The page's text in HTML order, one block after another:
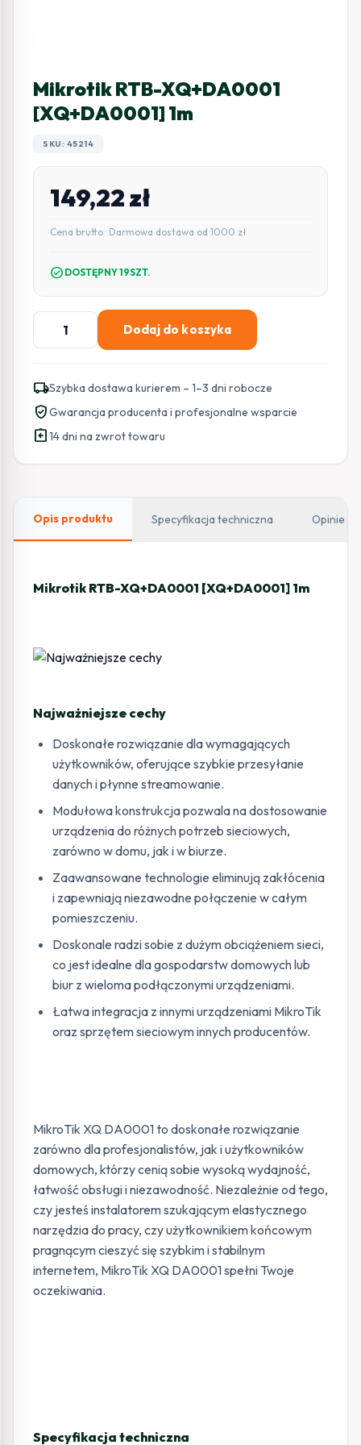
Mikrotik RTB-XQ+DA0001
[XQ+DA0001] 1m
SKU: 45214
149,22zł
Cena brutto · Darmowa dostawa od 1000 zł
check_circle DOSTĘPNY 19SZT.
ilość
Mikrotik
XQ+DA0001
[XQ+DA0001]
1m
Dodaj do koszyka
local_shippingSzybka dostawa kurierem – 1–3 dni robocze
verified_userGwarancja producenta i profesjonalne wsparcie
assignment_return14 dni na zwrot towaru
Opis produktu Specyfikacja techniczna Opinie
Mikrotik RTB-XQ+DA0001 [XQ+DA0001] 1m
Najważniejsze cechy
Doskonałe rozwiązanie dla wymagających
użytkowników, oferujące szybkie przesyłanie
danych i płynne streamowanie.
Modułowa konstrukcja pozwala na dostosowanie
urządzenia do różnych potrzeb sieciowych,
zarówno w domu, jak i w biurze.
Zaawansowane technologie eliminują zakłócenia
i zapewniają niezawodne połączenie w całym
pomieszczeniu.
Doskonale radzi sobie z dużym obciążeniem sieci,
co jest idealne dla gospodarstw domowych lub
biur z wieloma podłączonymi urządzeniami.
Łatwa integracja z innymi urządzeniami MikroTik
oraz sprzętem sieciowym innych producentów.
MikroTik XQ DA0001 to doskonałe rozwiązanie
zarówno dla profesjonalistów, jak i użytkowników
domowych, którzy cenią sobie wysoką wydajność,
łatwość obsługi i niezawodność. Niezależnie od tego,
czy jesteś instalatorem szukającym elastycznego
narzędzia do pracy, czy użytkownikiem końcowym
pragnącym cieszyć się szybkim i stabilnym
internetem, MikroTik XQ DA0001 spełni Twoje
oczekiwania.
Specyfikacja techniczna